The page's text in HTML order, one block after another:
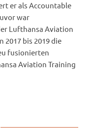
er als Accountable
war
Lufthansa Aviation
2017 bis 2019 die
fusionierten
Aviation Training